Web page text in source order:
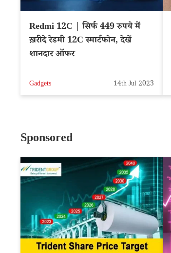
Redmi 12C | सिर्फ 449 रुपये में
ख़रीदे रेडमी 12C स्मार्टफोन, देखें
शानदार ऑफर
Gadgets 14th Jul 2023
Sponsored